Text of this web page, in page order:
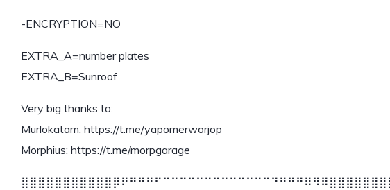
-ENCRYPTION=NO
EXTRA_A=number plates
EXTRA_B=Sunroof
Very big thanks to:
Murlokatam: https://t.me/yapomerworjop
Morphius: https://t.me/morpgarage